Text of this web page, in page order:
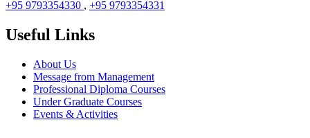
+95 9793354330 , +95 9793354331
Useful Links
About Us
Message from Management
Professional Diploma Courses
Under Graduate Courses
Events & Activities